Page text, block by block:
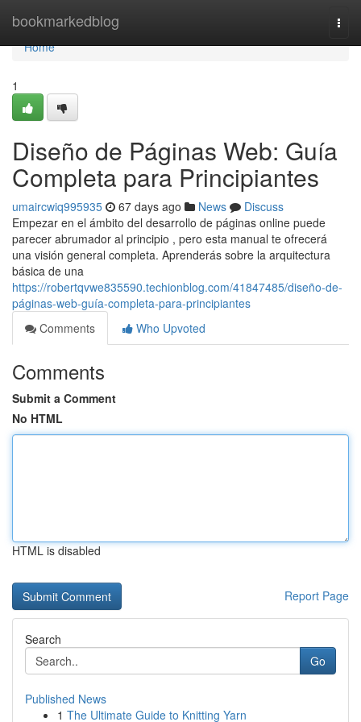
bookmarkedblog
Home
Home
1
Diseño de Páginas Web: Guía
Completa para Principiantes
umaircwiq995935 67 days ago News
Discuss
Empezar en el ámbito del desarrollo de páginas online puede
parecer abrumador al principio , pero esta manual te ofrecerá
una visión general completa. Aprenderás sobre la arquitectura
básica de una
https://robertqvwe835590.techionblog.com/41847485/diseño-de-
páginas-web-guía-completa-para-principiantes
Comments
Who Upvoted
Comments
Submit a Comment
No HTML
HTML is disabled
Report Page
Search
Go
Published News
1 The Ultimate Guide to Knitting Yarn